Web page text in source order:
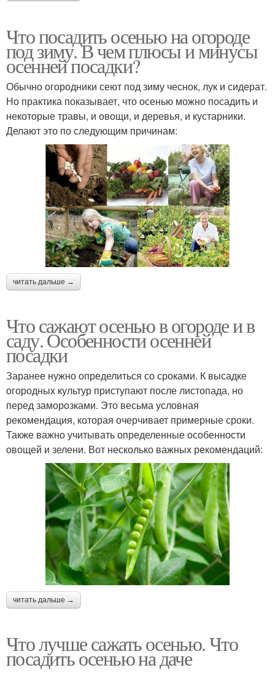
Что посадить осенью на огороде
под зиму. В чем плюсы и минусы
осенней посадки?
Обычно огородники сеют под зиму чеснок, лук и сидерат.
Но практика показывает, что осенью можно посадить и
некоторые травы, и овощи, и деревья, и кустарники.
Делают это по следующим причинам:
читать дальше →
Что сажают осенью в огороде и в
саду. Особенности осенней
посадки
Заранее нужно определиться со сроками. К высадке
огородных культур приступают после листопада, но
перед заморозками. Это весьма условная
рекомендация, которая очерчивает примерные сроки.
Также важно учитывать определенные особенности
овощей и зелени. Вот несколько важных рекомендаций:
читать дальше →
Что лучше сажать осенью. Что
посадить осенью на даче